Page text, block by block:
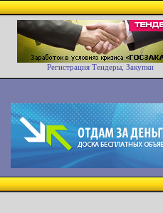
Регистрация Тендеры, Закупки